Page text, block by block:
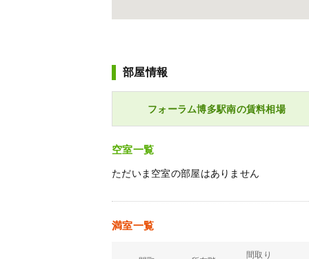
部屋情報
フォーラム博多駅南の賃料相場
空室一覧
ただいま空室の部屋はありません
満室一覧
間取り